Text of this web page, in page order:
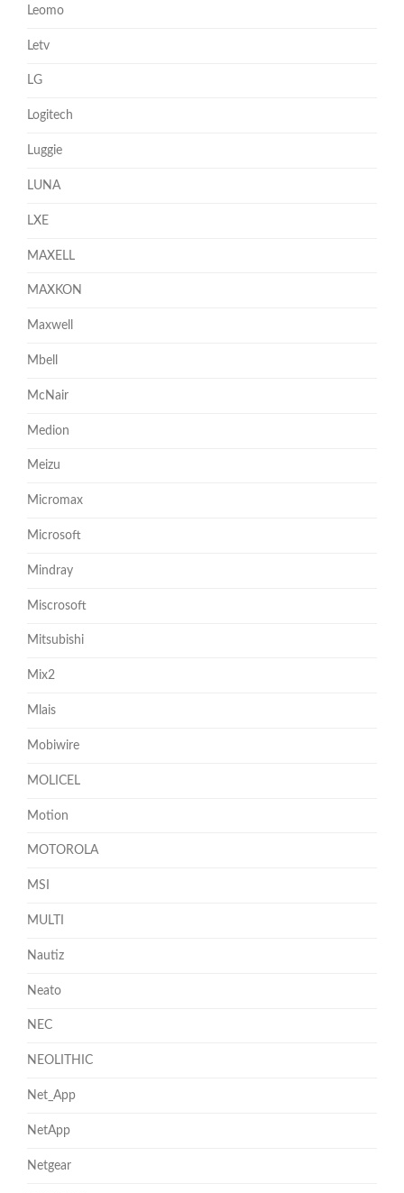
Leomo
Letv
LG
Logitech
Luggie
LUNA
LXE
MAXELL
MAXKON
Maxwell
Mbell
McNair
Medion
Meizu
Micromax
Microsoft
Mindray
Miscrosoft
Mitsubishi
Mix2
Mlais
Mobiwire
MOLICEL
Motion
MOTOROLA
MSI
MULTI
Nautiz
Neato
NEC
NEOLITHIC
Net_App
NetApp
Netgear